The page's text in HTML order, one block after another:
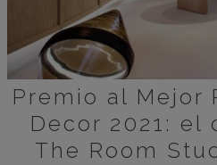
Premio al Mejor
Decor 2021: el
The Room